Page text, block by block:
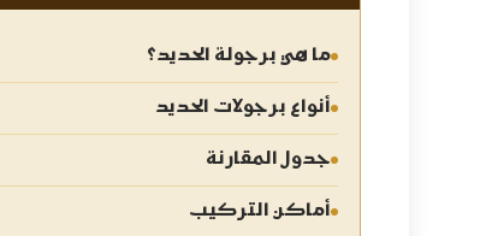
ما هي برجولة الحديد؟
أنواع برجولات الحديد
جدول المقارنة
أماكن التركيب